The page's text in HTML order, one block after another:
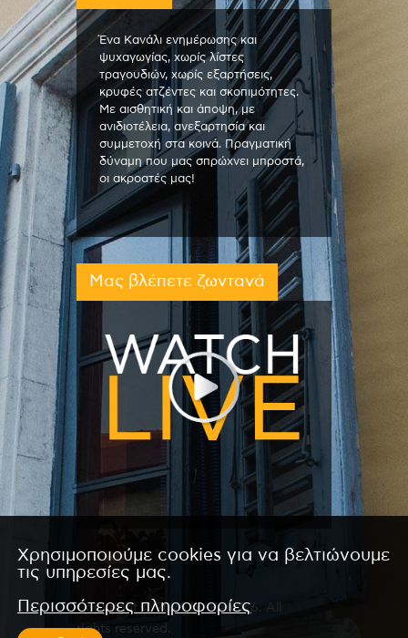
Ένα Κανάλι ενημέρωσης και
ψυχαγωγίας, χωρίς λίστες
τραγουδιών, χωρίς εξαρτήσεις,
κρυφές ατζέντες και σκοπιμότητες.
Με αισθητική και άποψη, με
ανιδιοτέλεια, ανεξαρτησία και
συμμετοχή στα κοινά. Πραγματική
δύναμη που μας σπρώχνει μπροστά,
οι ακροατές μας!
Μας βλέπετε ζωντανά
Copyright © 2026 by Kanali 6. All
rights reserved.
Χρησιμοποιούμε cookies για να βελτιώνουμε
τις υπηρεσίες μας.
Περισσότερες πληροφορίες